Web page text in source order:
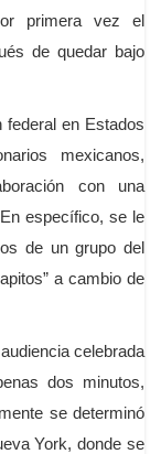
primera vez el
de quedar bajo
en Estados
mexicanos,
con una
específico, se le
de un grupo del
a cambio de
celebrada
dos minutos,
se determinó
York, donde se